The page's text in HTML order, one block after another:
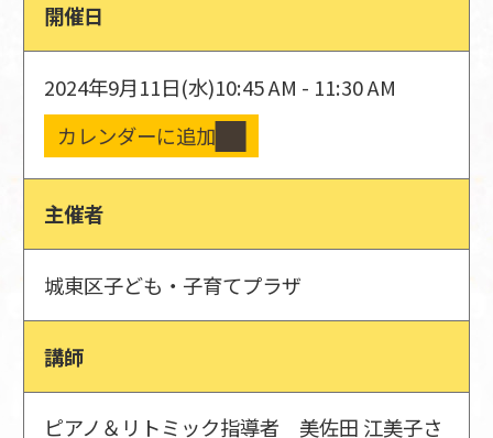
開催日
2024年9月11日(水)10:45 AM - 11:30 AM
カレンダーに追加
主催者
城東区子ども・子育てプラザ
講師
ピアノ＆リトミック指導者 美佐田 江美子さ